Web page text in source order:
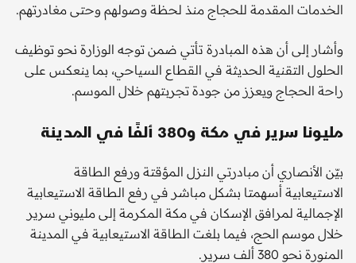
الخدمات المقدمة للحجاج منذ لحظة وصولهم وحتى مغادرتهم.
وأشار إلى أن هذه المبادرة تأتي ضمن توجه الوزارة نحو توظيف
الحلول التقنية الحديثة في القطاع السياحي، بما ينعكس على
راحة الحجاج ويعزز من جودة تجربتهم خلال الموسم.
مليونا سرير في مكة و380 ألفًا في المدينة
بيّن الأنصاري أن مبادرتي النزل المؤقتة ورفع الطاقة
الاستيعابية أسهمتا بشكل مباشر في رفع الطاقة الاستيعابية
الإجمالية لمرافق الإسكان في مكة المكرمة إلى مليوني سرير
خلال موسم الحج، فيما بلغت الطاقة الاستيعابية في المدينة
المنورة نحو 380 ألف سرير.